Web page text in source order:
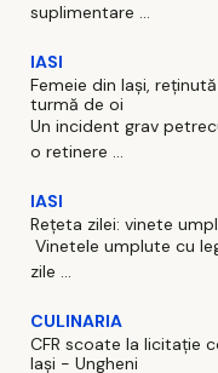
suplimentare ...
IASI
Femeie din Iași,
turmă de oi
Un incident grav
o retinere ...
IASI
Rețeta zilei: vinete
Vinetele umplute cu
zile ...
CULINARIA
CFR scoate la licitație
Iași - Ungheni